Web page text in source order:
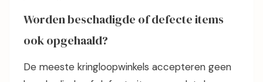
Worden beschadigde of defecte items
ook opgehaald?
De meeste kringloopwinkels accepteren geen